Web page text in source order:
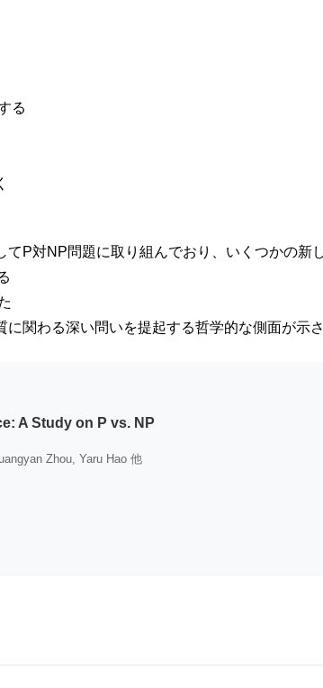
る
P対NP問題に取り組んでおり、いくつかの新
に関わる深い問いを提起する哲学的な側面が示
A Study on P vs. NP
Zhou, Yaru Hao 他